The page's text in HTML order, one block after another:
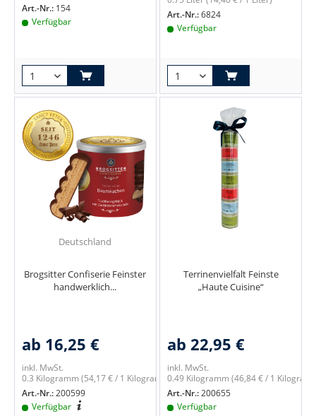
Art.-Nr.: 154
Verfügbar
Art.-Nr.:6824
Verfügbar
Deutschland
Brogsitter Confiserie Feinster
handwerklich...
ab 16,25 €
inkl. MwSt.
0.3 Kilogramm(54,17 € / 1 Kilogramm)
Art.-Nr.:200599
Verfügbar
Terrinenvielfalt Feinste
„Haute Cuisine“
ab 22,95 €
inkl. MwSt.
0.49 Kilogramm(46,84 € / 1
Art.-Nr.:200655
Verfügbar